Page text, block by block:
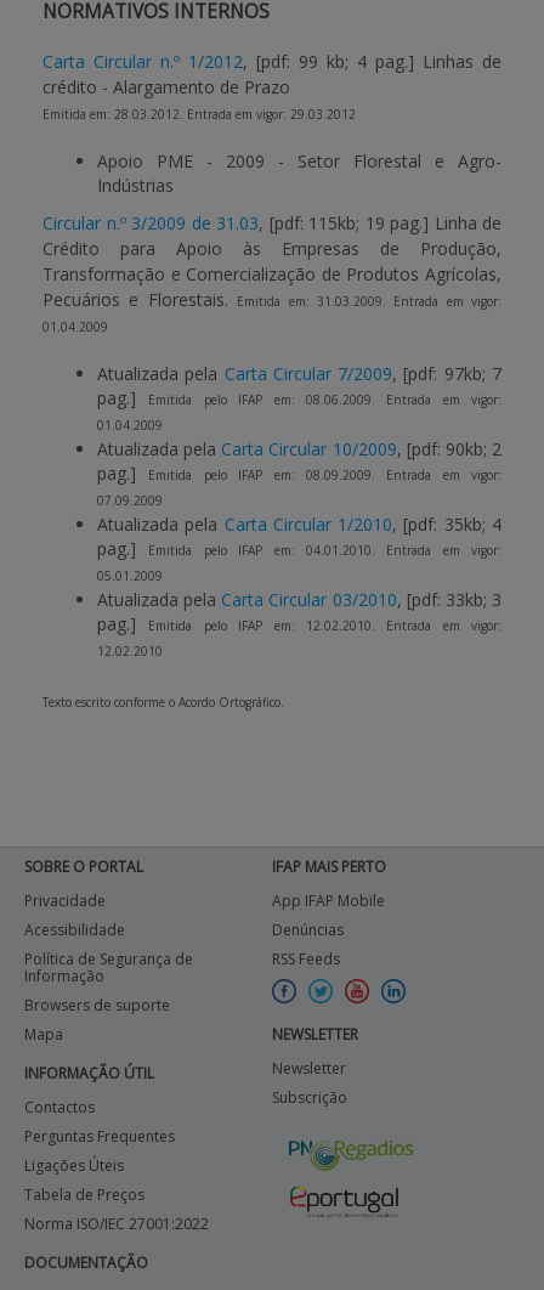
NORMATIVOS INTERNOS
Carta Circular n.º 1/2012, [pdf: 99 kb; 4 pag.] Linhas de
crédito - Alargamento de Prazo
Emitida em: 28.03.2012. Entrada em vigor: 29.03.2012
Apoio PME - 2009 - Setor Florestal e Agro-
Indústrias
Circular n.º 3/2009 de 31.03, [pdf: 115kb; 19 pag.] Linha de
Crédito para Apoio às Empresas de Produção,
Transformação e Comercialização de Produtos Agrícolas,
Pecuários e Florestais.
Emitida em: 31.03.2009. Entrada em vigor:
01.04.2009
Atualizada pela Carta Circular 7/2009, [pdf: 97kb; 7
pag.]
Emitida pelo IFAP em: 08.06.2009. Entrada em vigor:
01.04.2009
Atualizada pela Carta Circular 10/2009, [pdf: 90kb; 2
pag.]
Emitida pelo IFAP em: 08.09.2009. Entrada em vigor:
07.09.2009
Atualizada pela Carta Circular 1/2010, [pdf: 35kb; 4
pag.]
Emitida pelo IFAP em: 04.01.2010. Entrada em vigor:
05.01.2009
Atualizada pela Carta Circular 03/2010, [pdf: 33kb; 3
pag.]
Emitida pelo IFAP em: 12.02.2010. Entrada em vigor:
12.02.2010
Texto escrito conforme o Acordo Ortográfico.
SOBRE O PORTAL
Privacidade
Acessibilidade
Política de Segurança de
Informação
Browsers de suporte
Mapa
INFORMAÇÃO ÚTIL
Contactos
Perguntas Frequentes
Ligações Úteis
Tabela de Preços
Norma ISO/IEC 27001:2022
DOCUMENTAÇÃO
IFAP MAIS PERTO
App IFAP Mobile
Denúncias
RSS Feeds
NEWSLETTER
Newsletter
Subscrição